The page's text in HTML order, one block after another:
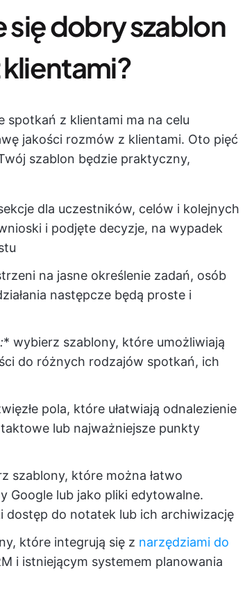
się dobry szablon
z klientami ma na celu
jakości rozmów z klientami. Oto pięć
szablon będzie praktyczny,
dla uczestników, celów i kolejnych
i podjęte decyzje, na wypadek
na jasne określenie zadań, osób
następcze będą proste i
* wybierz szablony, które umożliwiają
do różnych rodzajów spotkań, ich
pola, które ułatwiają odnalezienie
lub najważniejsze punkty
szablony, które można łatwo
Google lub jako pliki edytowalne.
dostęp do notatek lub ich archiwizację
które integrują się z narzędziami do
i istniejącym systemem planowania